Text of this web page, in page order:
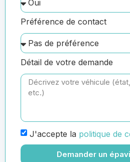
Préférence de contact
Détail de votre demande
J'accepte la politique de
Demander un